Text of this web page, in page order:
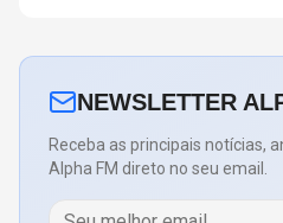
NEWSLETTER
Receba as principais notícias,
Alpha FM direto no seu email.